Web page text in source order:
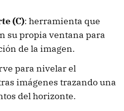
(C): herramienta que
su propia ventana para
de la imagen.
para nivelar el
imágenes trazando una
del horizonte.